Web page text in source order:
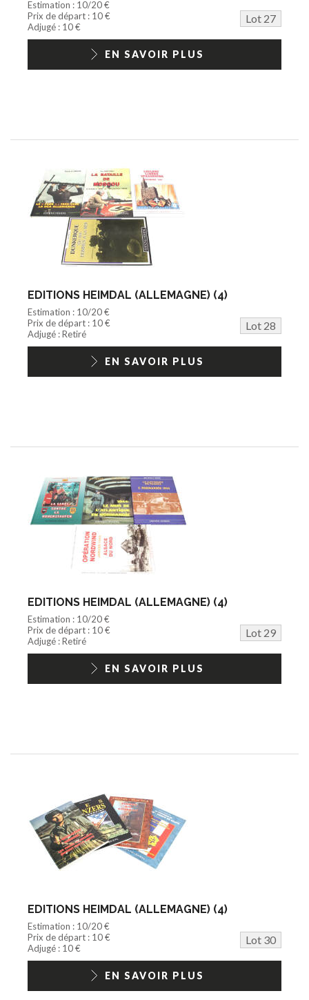
Estimation : 10/20 €
Prix de départ : 10 €
Lot 27
Adjugé : 10 €
EN SAVOIR PLUS
EDITIONS HEIMDAL (ALLEMAGNE) (4)
Estimation : 10/20 €
Prix de départ : 10 €
Lot 28
Adjugé : Retiré
EN SAVOIR PLUS
EDITIONS HEIMDAL (ALLEMAGNE) (4)
Estimation : 10/20 €
Prix de départ : 10 €
Lot 29
Adjugé : Retiré
EN SAVOIR PLUS
EDITIONS HEIMDAL (ALLEMAGNE) (4)
Estimation : 10/20 €
Prix de départ : 10 €
Lot 30
Adjugé : 10 €
EN SAVOIR PLUS